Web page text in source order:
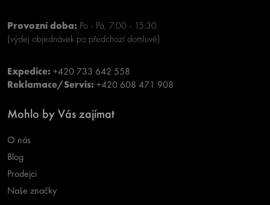
Provozní doba: Po - Pá, 7:00 - 15:30
(výdej objednávek po předchozí domluvě)
Expedice: +420 733 642 558
Reklamace/Servis: +420 608 471 908
Mohlo by Vás zajímat
O nás
Blog
Prodejci
Naše značky